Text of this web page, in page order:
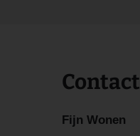
Contact
Fijn Wonen